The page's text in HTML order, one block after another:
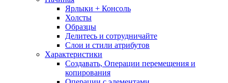
Ярлыки + Консоль
Холсты
Образцы
Делитесь и сотрудничайте
Слои и стили атрибутов
Характеристики
Создавать, Операции перемещения и
копирования